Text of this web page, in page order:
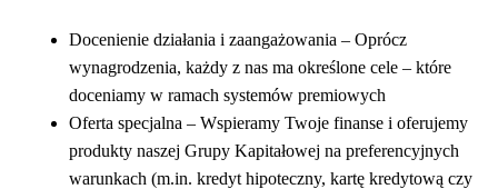
Docenienie działania i zaangażowania – Oprócz
wynagrodzenia, każdy z nas ma określone cele – które
doceniamy w ramach systemów premiowych
Oferta specjalna – Wspieramy Twoje finanse i oferujemy
produkty naszej Grupy Kapitałowej na preferencyjnych
warunkach (m.in. kredyt hipoteczny, kartę kredytową czy